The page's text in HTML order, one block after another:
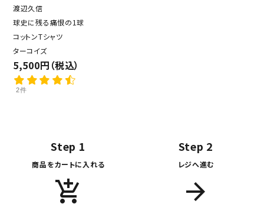
渡辺久信
球史に残る痛恨の1球
コットンTシャツ
ターコイズ
5,500円（税込）
2件
Step 1
商品をカートに入れる
add_shopping_cart
Step 2
レジへ進む
arrow_forward